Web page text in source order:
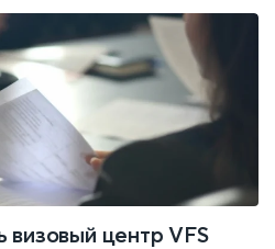
визовый центр VFS